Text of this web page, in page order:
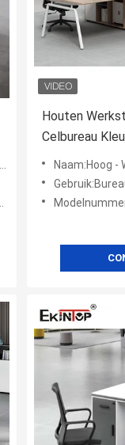
Houten
Celbureau
Stikkende
Naam:Hoog - Werkstation van